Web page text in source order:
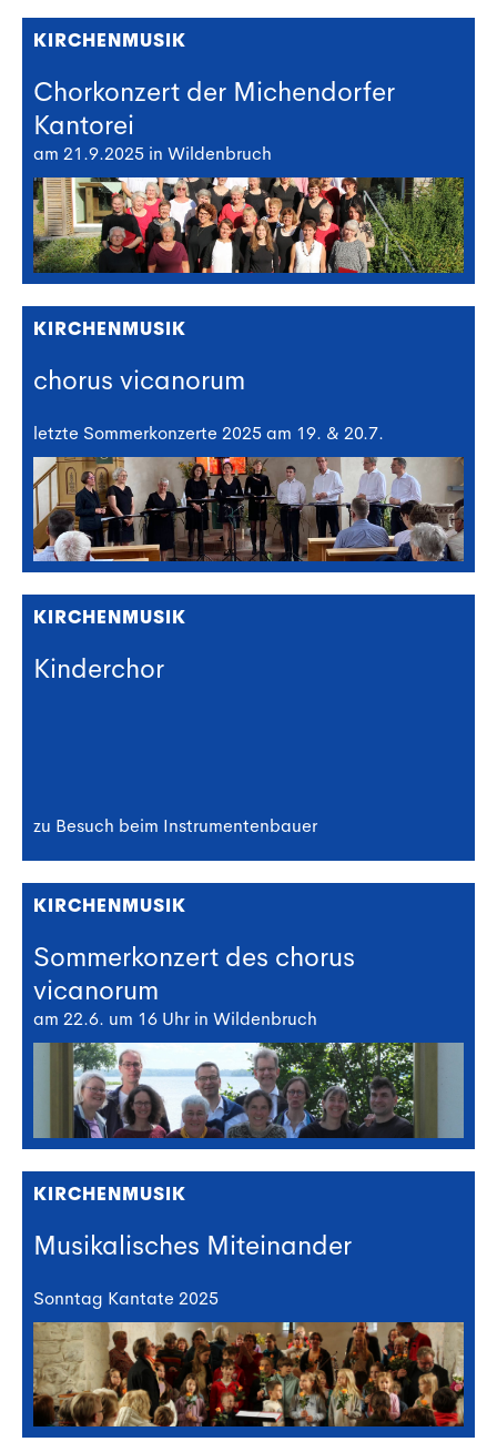
KIRCHENMUSIK
Chorkonzert der Michendorfer
Kantorei
am 21.9.2025 in Wildenbruch
KIRCHENMUSIK
chorus vicanorum
letzte Sommerkonzerte 2025 am 19. & 20.7.
KIRCHENMUSIK
Kinderchor
zu Besuch beim Instrumentenbauer
KIRCHENMUSIK
Sommerkonzert des chorus
vicanorum
am 22.6. um 16 Uhr in Wildenbruch
KIRCHENMUSIK
Musikalisches Miteinander
Sonntag Kantate 2025